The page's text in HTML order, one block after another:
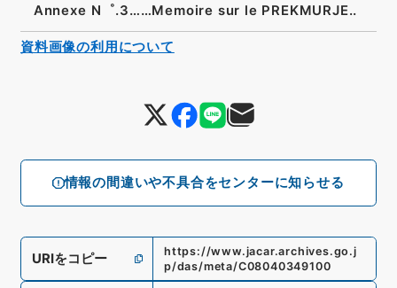
情報の間違いや不具合をセンターに知らせる
Annexe N゜.3……Memoire sur le PREKMURJE..
URIをコピー
https://www.jacar.archives.go.j
p/das/meta/C08040349100
資料画像の利用について